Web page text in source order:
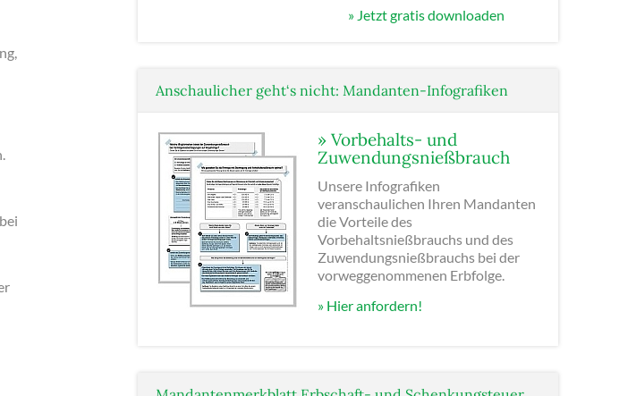
» Jetzt gratis downloaden
Anschaulicher geht‘s nicht: Mandanten-Infografiken
» Vorbehalts- und
Zuwendungsnießbrauch
Unsere Infografiken
veranschaulichen Ihren Mandanten
die Vorteile des
Vorbehaltsnießbrauchs und des
Zuwendungsnießbrauchs bei der
vorweggenommenen Erbfolge.
» Hier anfordern!